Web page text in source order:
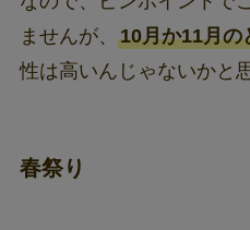
ませんが、 10月か11月の
性は高いんじゃないかと
春祭り